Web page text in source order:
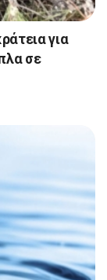
για
σε